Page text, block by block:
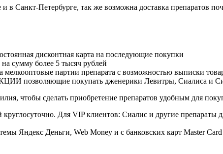
в Санкт-Петербурге, так же возможна доставка препаратов
дисконтная карта на последующие покупки
на сумму более 5 тысяч рублей
партии препарата с возможностью выписки
позволяющие покупать дженерики Левитры, Сиалиса и
чтобы сделать приобретение препаратов удобным для
круглосуточно. Для VIP клиентов: Сиалис и другие препараты
Яндекс Деньги, Web Money и с банковских карт Master